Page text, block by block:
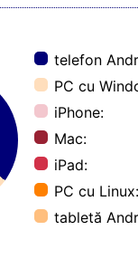
telefon
PC cu
iPhone:
Mac:
iPad:
PC cu Linux:
tabletă